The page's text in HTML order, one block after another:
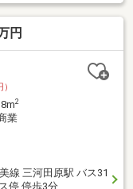
円
2
業
線 三河田原駅 バス31
停 停歩3分